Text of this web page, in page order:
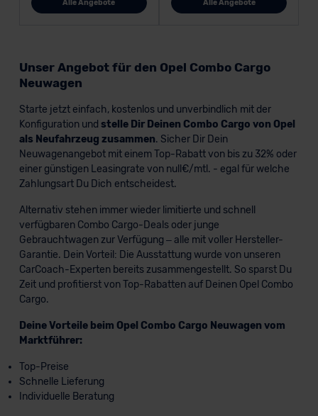
Alle Angebote Alle Angebote
Unser Angebot für den Opel Combo Cargo
Neuwagen
Starte jetzt einfach, kostenlos und unverbindlich mit der
Konfiguration und stelle Dir Deinen Combo Cargo von Opel
als Neufahrzeug zusammen. Sicher Dir Dein
Neuwagenangebot mit einem Top-Rabatt von bis zu 32% oder
einer günstigen Leasingrate von null€/mtl. - egal für welche
Zahlungsart Du Dich entscheidest.
Alternativ stehen immer wieder limitierte und schnell
verfügbaren Combo Cargo-Deals oder junge
Gebrauchtwagen zur Verfügung – alle mit voller Hersteller-
Garantie. Dein Vorteil: Die Ausstattung wurde von unseren
CarCoach-Experten bereits zusammengestellt. So sparst Du
Zeit und profitierst von Top-Rabatten auf Deinen Opel Combo
Cargo.
Deine Vorteile beim Opel Combo Cargo Neuwagen vom
Marktführer:
Top-Preise
Schnelle Lieferung
Individuelle Beratung